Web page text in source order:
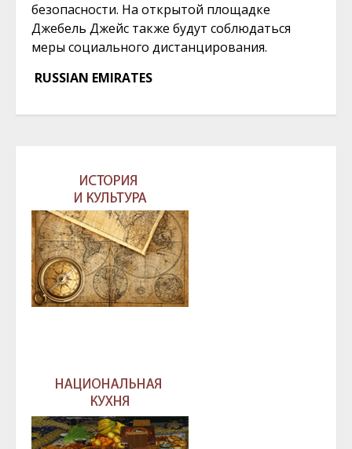
безопасности. На открытой площадке
Джебель Джейс также будут соблюдаться
меры социального дистанцирования.
RUSSIAN EMIRATES